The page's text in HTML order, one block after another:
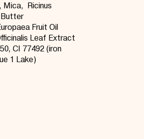
Mica, Ricinus
Butter
Fruit Oil
Leaf Extract
CI 77492 (iron
1 Lake)